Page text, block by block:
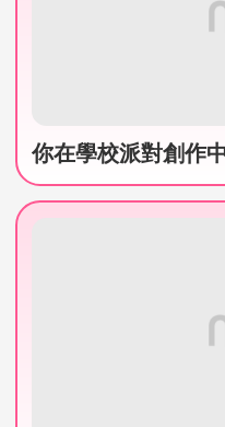
你在學校派對創作